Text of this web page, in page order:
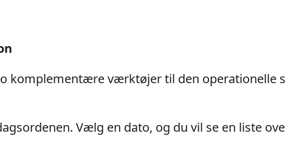
komplementære værktøjer til den operationelle
Vælg en dato, og du vil se en liste